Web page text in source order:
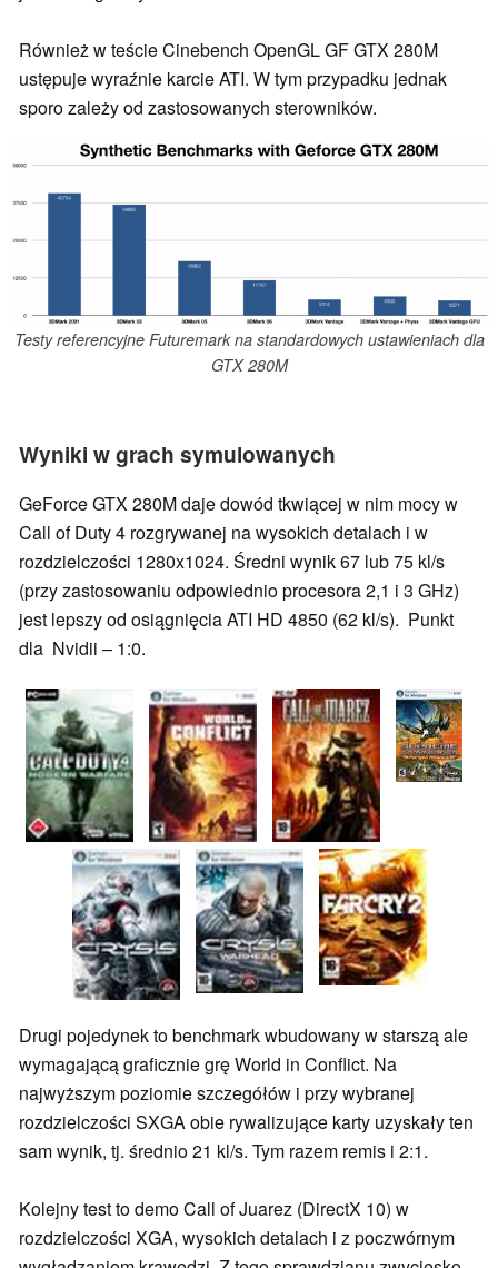
Również w teście Cinebench OpenGL GF GTX 280M
ustępuje wyraźnie karcie ATI. W tym przypadku jednak
sporo zależy od zastosowanych sterowników.
Testy referencyjne Futuremark na standardowych ustawieniach dla
GTX 280M
Wyniki w grach symulowanych
GeForce GTX 280M daje dowód tkwiącej w nim mocy w
Call of Duty 4 rozgrywanej na wysokich detalach i w
rozdzielczości 1280x1024. Średni wynik 67 lub 75 kl/s
(przy zastosowaniu odpowiednio procesora 2,1 i 3 GHz)
jest lepszy od osiągnięcia ATI HD 4850 (62 kl/s). Punkt
dla Nvidii – 1:0.
Drugi pojedynek to benchmark wbudowany w starszą ale
wymagającą graficznie grę World in Conflict. Na
najwyższym poziomie szczegółów i przy wybranej
rozdzielczości SXGA obie rywalizujące karty uzyskały ten
sam wynik, tj. średnio 21 kl/s. Tym razem remis i 2:1.
Kolejny test to demo Call of Juarez (DirectX 10) w
rozdzielczości XGA, wysokich detalach i z poczwórnym